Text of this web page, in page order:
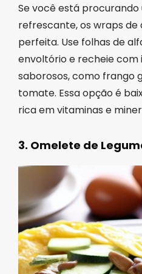
Se você está
refrescante, os wraps
perfeita. Use folhas de
envoltório e recheie com
saborosos, como frango
tomate. Essa opção é
rica em vitaminas e
3. Omelete de